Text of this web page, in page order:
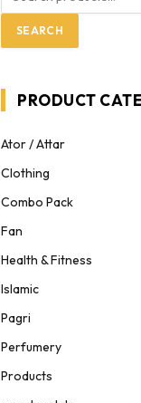
SEARCH
PRODUCT
Ator / Attar
Clothing
Combo Pack
Fan
Health & Fitness
Islamic
Pagri
Perfumery
Products